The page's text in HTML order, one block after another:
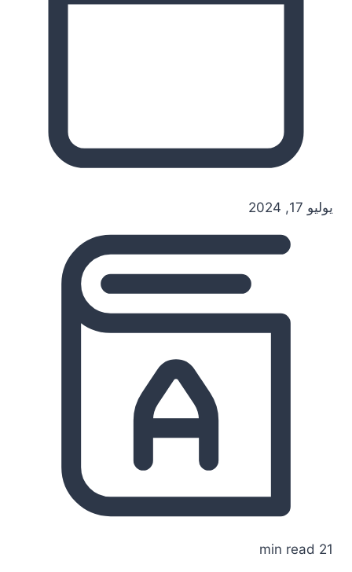
يوليو 17, 2024
21 min read